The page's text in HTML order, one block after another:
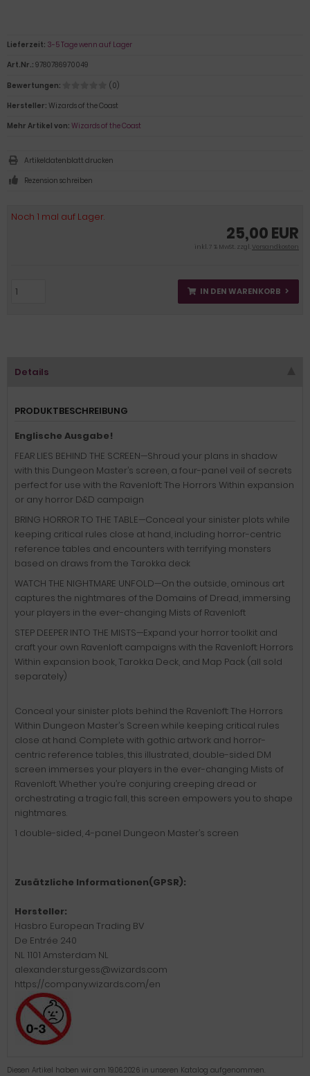
Noch 1 mal auf Lager.
25,00 EUR
inkl. 7 % MwSt. zzgl.Versandkosten
IN DEN WARENKORB
Lieferzeit: 3-5 Tage wenn auf Lager
Art.Nr.: 9780786970049
Bewertungen:
(0)
Hersteller: Wizards of the Coast
Mehr Artikel von: Wizards of the Coast
Artikeldatenblatt drucken
Rezension schreiben
Details
PRODUKTBESCHREIBUNG
Englische Ausgabe!
FEAR LIES BEHIND THE SCREEN—Shroud your plans in shadow
with this Dungeon Master’s screen, a four-panel veil of secrets
perfect for use with the Ravenloft: The Horrors Within expansion
or any horror D&D campaign
BRING HORROR TO THE TABLE—Conceal your sinister plots while
keeping critical rules close at hand, including horror-centric
reference tables and encounters with terrifying monsters
based on draws from the Tarokka deck
WATCH THE NIGHTMARE UNFOLD—On the outside, ominous art
captures the nightmares of the Domains of Dread, immersing
your players in the ever-changing Mists of Ravenloft
STEP DEEPER INTO THE MISTS—Expand your horror toolkit and
craft your own Ravenloft campaigns with the Ravenloft: Horrors
Within expansion book, Tarokka Deck, and Map Pack (all sold
separately)
Conceal your sinister plots behind the Ravenloft: The Horrors
Within Dungeon Master’s Screen while keeping critical rules
close at hand. Complete with gothic artwork and horror-
centric reference tables, this illustrated, double-sided DM
screen immerses your players in the ever-changing Mists of
Ravenloft. Whether you’re conjuring creeping dread or
orchestrating a tragic fall, this screen empowers you to shape
nightmares.
1 double-sided, 4-panel Dungeon Master’s screen
Zusätzliche Informationen(GPSR):
Hersteller:
Hasbro European Trading BV
De Entrée 240
NL 1101 Amsterdam NL
alexander.sturgess@wizards.com
https://company.wizards.com/en
Diesen Artikel haben wir am 19.06.2026 in unseren Katalog aufgenommen.